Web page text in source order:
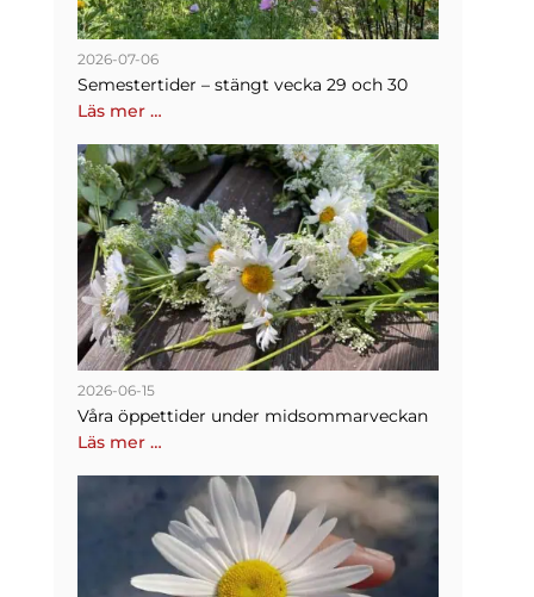
2026-07-06
Semestertider – stängt vecka 29 och 30
Läs mer …
2026-06-15
Våra öppettider under midsommarveckan
Läs mer …